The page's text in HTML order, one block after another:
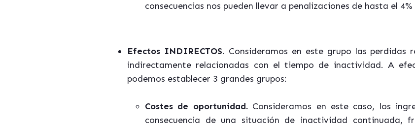
consecuencias nos pueden llevar a penalizaciones de hasta el
Efectos INDIRECTOS. Consideramos en este grupo las perdidas
indirectamente relacionadas con el tiempo de inactividad. A
podemos establecer 3 grandes grupos:
Costes de oportunidad.Consideramos en este caso, los
consecuencia de una situación de inactividad continuada,